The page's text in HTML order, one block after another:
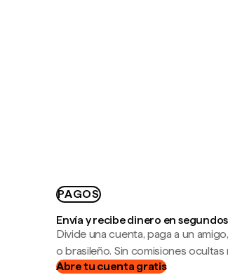
PAGOS
Envía y recibe dinero en segundos
Divide una cuenta, paga a un
o brasileño. Sin comisiones
Abre tu cuenta gratis